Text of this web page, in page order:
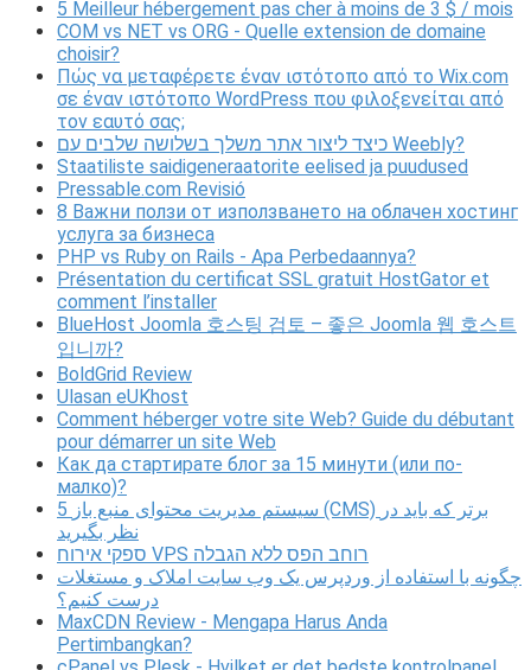
5 Meilleur hébergement pas cher à moins de 3 $ / mois
COM vs NET vs ORG - Quelle extension de domaine
choisir?
Πώς να μεταφέρετε έναν ιστότοπο από το Wix.com
σε έναν ιστότοπο WordPress που φιλοξενείται από
τον εαυτό σας;
כיצד ליצור אתר משלך בשלושה שלבים עם Weebly?
Staatiliste saidigeneraatorite eelised ja puudused
Pressable.com Revisió
8 Важни ползи от използването на облачен хостинг
услуга за бизнеса
PHP vs Ruby on Rails - Apa Perbedaannya?
Présentation du certificat SSL gratuit HostGator et
comment l’installer
BlueHost Joomla 호스팅 검토 – 좋은 Joomla 웹 호스트
입니까?
BoldGrid Review
Ulasan eUKhost
Comment héberger votre site Web? Guide du débutant
pour démarrer un site Web
Как да стартирате блог за 15 минути (или по-
малко)?
5 سیستم مدیریت محتوای منبع باز (CMS) برتر که باید در
نظر بگیرید
ספקי אירוח VPS רוחב הפס ללא הגבלה
چگونه با استفاده از وردپرس یک وب سایت املاک و مستغلات
درست کنیم؟
MaxCDN Review - Mengapa Harus Anda
Pertimbangkan?